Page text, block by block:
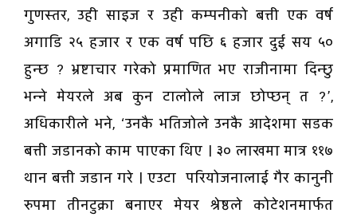
गुणस्तर, उही साइज र उही कम्पनीको बत्ती एक वर्ष
अगाडि २५ हजार र एक वर्ष पछि ६ हजार दुई सय ५०
हुन्छ ? भ्रष्टाचार गरेको प्रमाणित भए राजीनामा दिन्छु
भन्ने मेयरले अब कुन टालोले लाज छोप्छन् त ?’,
अधिकारीले भने, ‘उनकै भतिजोले उनकै आदेशमा सडक
बत्ती जडानको काम पाएका थिए । ३० लाखमा मात्र ११७
थान बत्ती जडान गरे । एउटा परियोजनालाई गैर कानुनी
रुपमा तीनटुक्रा बनाएर मेयर श्रेष्ठले कोटेशनमार्फत